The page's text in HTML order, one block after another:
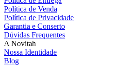
Política de Venda
Política de Privacidade
Garantia e Conserto
Dúvidas Frequentes
A Novitah
Nossa Identidade
Blog